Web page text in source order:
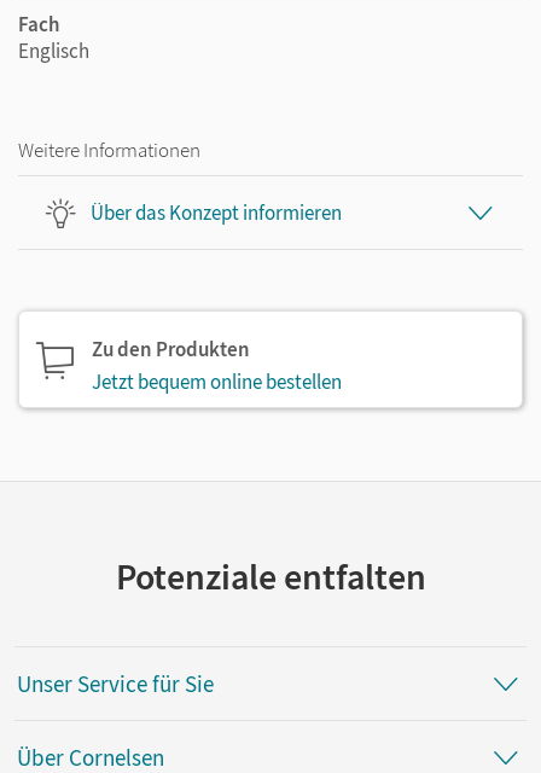
Fach
Englisch
Weitere Informationen
Über das Konzept informieren
Zu den Produkten
Jetzt bequem online bestellen
Potenziale entfalten
Unser Service für Sie
Über Cornelsen